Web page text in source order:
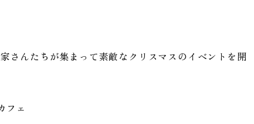
さんたちが集まって素敵なクリスマスのイベントを開
フェ